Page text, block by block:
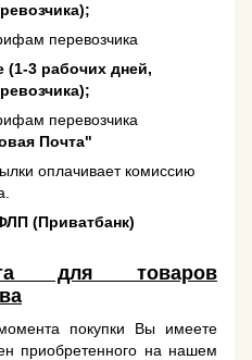
перевозчика
(1-3 рабочих дней,
перевозчика
Почта"
оплачивает комиссию
(Приватбанк)
для товаров
покупки Вы имеете
приобретенного на нашем